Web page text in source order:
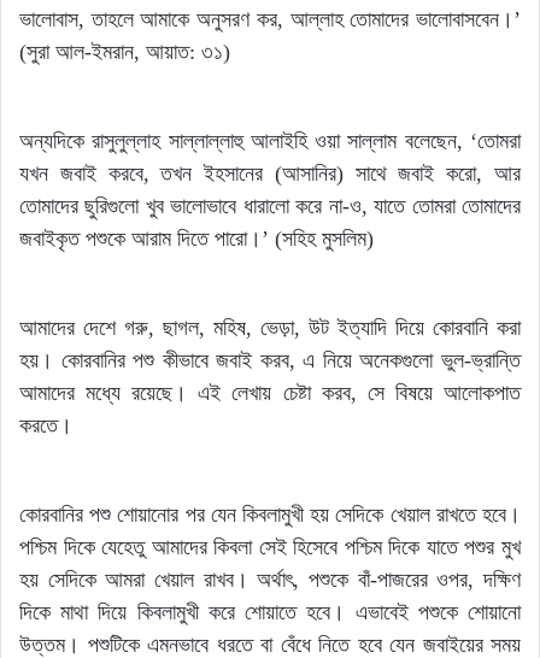
ভালোবাস, তাহলে আমাকে অনুসরণ কর, আল্লাহ তোমাদের ভালোবাসবেন।’
(সুরা আল-ইমরান, আয়াত: ৩১)
অন্যদিকে রাসুলুল্লাহ সাল্লাল্লাহু আলাইহি ওয়া সাল্লাম বলেছেন, ‘তোমরা
যখন জবাই করবে, তখন ইহসানের (আসানির) সাথে জবাই করো, আর
তোমাদের ছুরিগুলো খুব ভালোভাবে ধারালো করে না-ও, যাতে তোমরা তোমাদের
জবাইকৃত পশুকে আরাম দিতে পারো।’ (সহিহ মুসলিম)
আমাদের দেশে গরু, ছাগল, মহিষ, ভেড়া, উট ইত্যাদি দিয়ে কোরবানি করা
হয়। কোরবানির পশু কীভাবে জবাই করব, এ নিয়ে অনেকগুলো ভুল-ভ্রান্তি
আমাদের মধ্যে রয়েছে। এই লেখায় চেষ্টা করব, সে বিষয়ে আলোকপাত
করতে।
কোরবানির পশু শোয়ানোর পর যেন কিবলামুখী হয় সেদিকে খেয়াল রাখতে হবে।
পশ্চিম দিকে যেহেতু আমাদের কিবলা সেই হিসেবে পশ্চিম দিকে যাতে পশুর মুখ
হয় সেদিকে আমরা খেয়াল রাখব। অর্থাৎ, পশুকে বাঁ-পাজরের ওপর, দক্ষিণ
দিকে মাথা দিয়ে কিবলামুখী করে শোয়াতে হবে। এভাবেই পশুকে শোয়ানো
উত্তম। পশুটিকে এমনভাবে ধরতে বা বেঁধে নিতে হবে যেন জবাইয়ের সময়